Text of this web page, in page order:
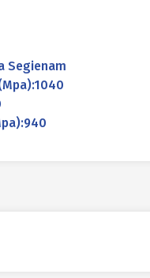
Segienam